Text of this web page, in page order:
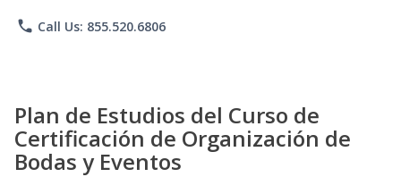
phone Call Us: 855.520.6806
Plan de Estudios del Curso de
Certificación de Organización de
Bodas y Eventos